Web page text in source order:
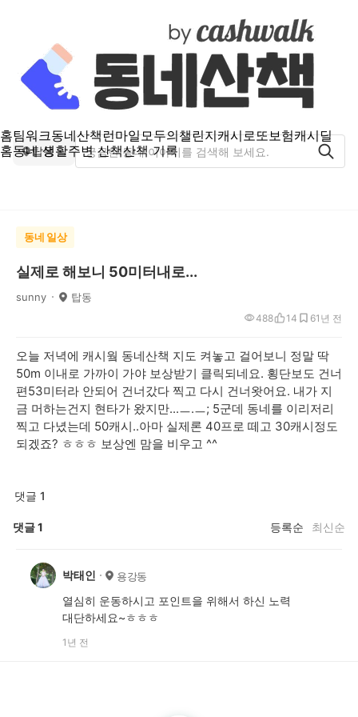
홈팀워크동네산책런마일모두의챌린지캐시로또보험캐시딜
홈동네 생활주변 산책산책 기록
탑동
동네 일상
실제로 해보니 50미터내로...
sunny 탑동
1년 전
488 14 6
오늘 저녁에 캐시웤 동네산책 지도 켜놓고 걸어보니 정말 딱
50m 이내로 가까이 가야 보상받기 클릭되네요. 횡단보도 건너
편53미터라 안되어 건너갔다 찍고 다시 건너왓어요. 내가 지
금 머하는건지 현타가 왔지만...ㅡ.ㅡ; 5군데 동네를 이리저리
찍고 다녔는데 50캐시..아마 실제론 40프로 떼고 30캐시정도
되겠죠? ㅎㅎㅎ 보상엔 맘을 비우고 ^^
댓글 1
댓글1 등록순 최신순
박태인 용강동
열심히 운동하시고 포인트을 위해서 하신 노력
대단하세요~ㅎㅎㅎ
1년 전